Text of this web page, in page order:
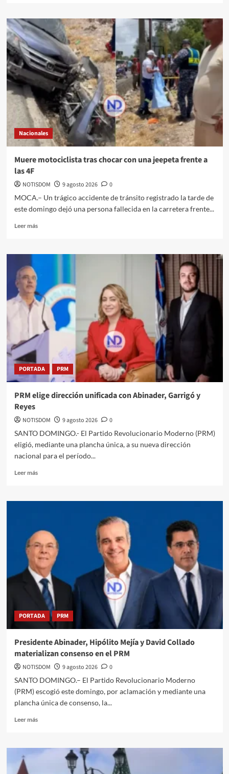
Nacionales
Muere motociclista tras chocar con una jeepeta frente a
las 4F
NOTISDOM 9 agosto 2026
0
MOCA.– Un trágico accidente de tránsito registrado la tarde de
este domingo dejó una persona fallecida en la carretera frente...
Leer más
PORTADA PRM
PRM elige dirección unificada con Abinader, Garrigó y
Reyes
NOTISDOM 9 agosto 2026
0
SANTO DOMINGO.- El Partido Revolucionario Moderno (PRM)
eligió, mediante una plancha única, a su nueva dirección
nacional para el período...
Leer más
PORTADA PRM
Presidente Abinader, Hipólito Mejía y David Collado
materializan consenso en el PRM
NOTISDOM 9 agosto 2026
0
SANTO DOMINGO.– El Partido Revolucionario Moderno
(PRM) escogió este domingo, por aclamación y mediante una
plancha única de consenso, la...
Leer más